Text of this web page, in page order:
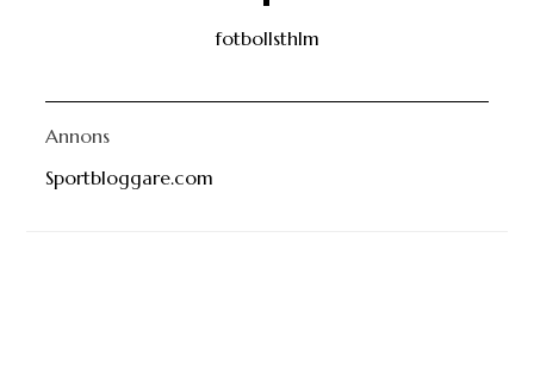
fotbollsthlm
Annons
Sportbloggare.com